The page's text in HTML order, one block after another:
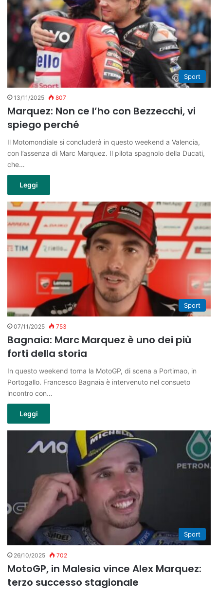
Sport
13/11/2025 807
Marquez: Non ce l’ho con Bezzecchi, vi
spiego perché
Il Motomondiale si concluderà in questo weekend a Valencia,
con l’assenza di Marc Marquez. Il pilota spagnolo della Ducati,
che…
Leggi
Sport
07/11/2025 753
Bagnaia: Marc Marquez è uno dei più
forti della storia
In questo weekend torna la MotoGP, di scena a Portimao, in
Portogallo. Francesco Bagnaia è intervenuto nel consueto
incontro con…
Leggi
Sport
26/10/2025 702
MotoGP, in Malesia vince Alex Marquez:
terzo successo stagionale